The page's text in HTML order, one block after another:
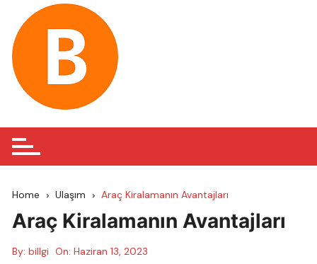
content
Home Ulaşım Araç Kiralamanın Avantajları
Araç Kiralamanın Avantajları
By: billgi On:Haziran 13, 2023